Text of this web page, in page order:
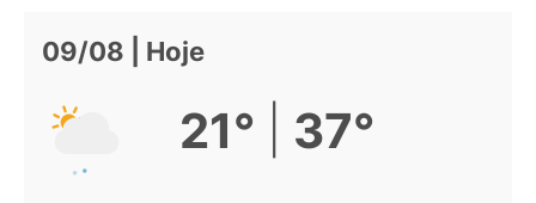
09/08 | Hoje
21° 37°